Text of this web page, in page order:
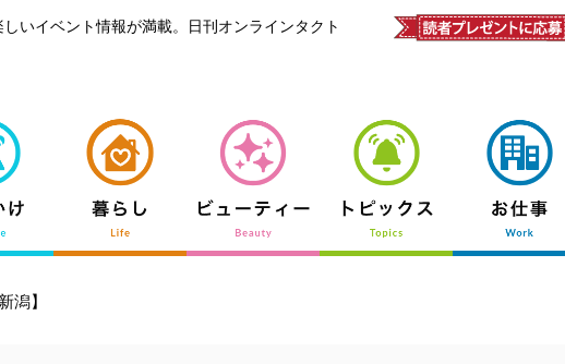
いイベント情報が満載。日刊オンラインタクト
潟】